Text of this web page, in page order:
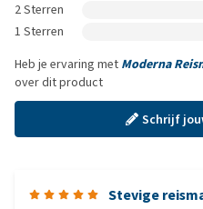
2 Sterren
1 Sterren
Heb je ervaring met Moderna
over dit product
Schrijf
Stevige